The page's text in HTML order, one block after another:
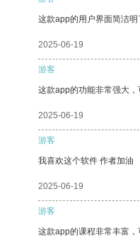
这款app的用户界面简洁
2025-06-19
游客
这款app的功能非常强大，
2025-06-19
游客
我喜欢这个软件 作者加油
2025-06-19
游客
这款app的课程非常丰富，